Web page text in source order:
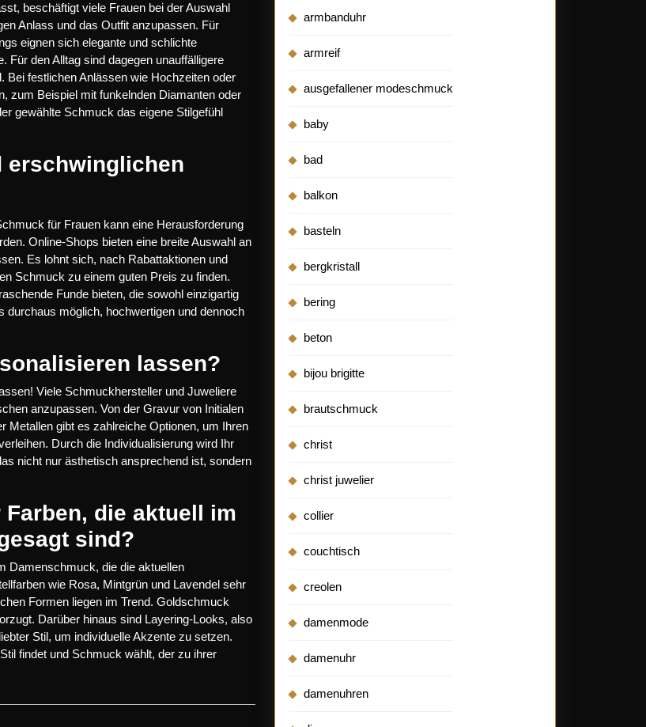
beschäftigt viele Frauen bei der Auswahl
Anlass und das Outfit anzupassen. Für
eignen sich elegante und schlichte
den Alltag sind dagegen unauffälligere
Bei festlichen Anlässen wie Hochzeiten oder
zum Beispiel mit funkelnden Diamanten oder
gewählte Schmuck das eigene Stilgefühl
erschwinglichen
für Frauen kann eine Herausforderung
Online-Shops bieten eine breite Auswahl an
Es lohnt sich, nach Rabattaktionen und
Schmuck zu einem guten Preis zu finden.
Funde bieten, die sowohl einzigartig
möglich, hochwertigen und dennoch
lassen?
Viele Schmuckhersteller und Juweliere
anzupassen. Von der Gravur von Initialen
Metallen gibt es zahlreiche Optionen, um Ihren
Durch die Individualisierung wird Ihr
nicht nur ästhetisch ansprechend ist, sondern
die aktuell im
sind?
Damenschmuck, die die aktuellen
wie Rosa, Mintgrün und Lavendel sehr
Formen liegen im Trend. Goldschmuck
Darüber hinaus sind Layering-Looks, also
Stil, um individuelle Akzente zu setzen.
findet und Schmuck wählt, der zu ihrer
armbanduhr
armreif
ausgefallener modeschmuck
baby
bad
balkon
basteln
bergkristall
bering
beton
bijou brigitte
brautschmuck
christ
christ juwelier
collier
couchtisch
creolen
damenmode
damenuhr
damenuhren